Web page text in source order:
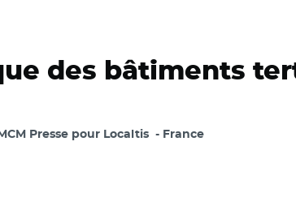
des bâtiments
Presse pour Localtis France